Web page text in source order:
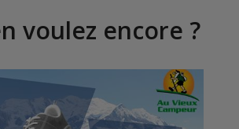
voulez encore ?